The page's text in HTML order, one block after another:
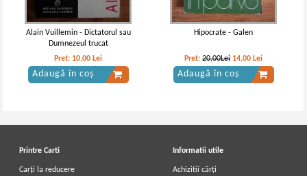
Alain Vuillemin - Dictatorul sau
Dumnezeul trucat
Pret: 10,00 Lei
Adaugă în coș
Hipocrate - Galen
Pret:20,00Lei 14,00 Lei
Adaugă în coș
Printre Carti
Carți la reducere
Informatii utile
Achizitii cărți